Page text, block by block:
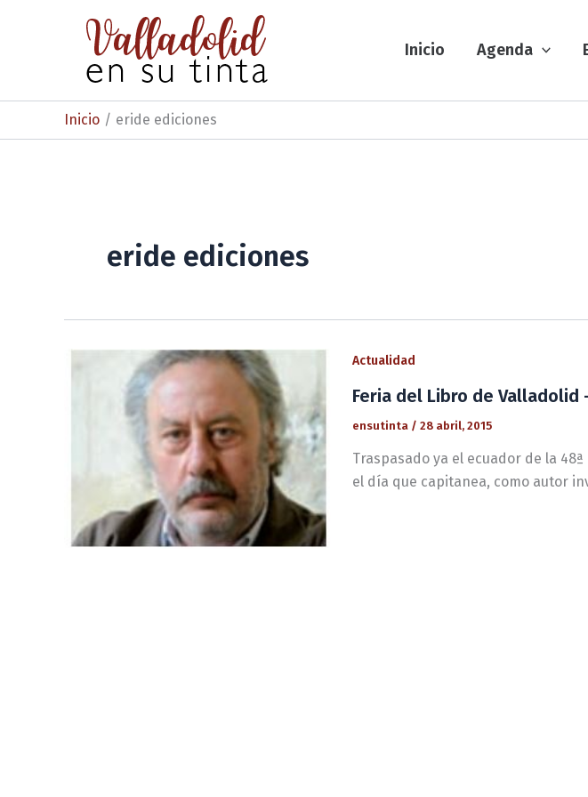
Inicio Agenda
Inicio eride ediciones
eride ediciones
Actualidad
Feria del Libro de Valladolid
ensutinta / 28 abril, 2015
Traspasado ya el ecuador de la
el día que capitanea, como autor